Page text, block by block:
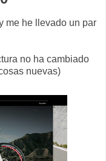
me he llevado un par
no ha cambiado
nuevas)